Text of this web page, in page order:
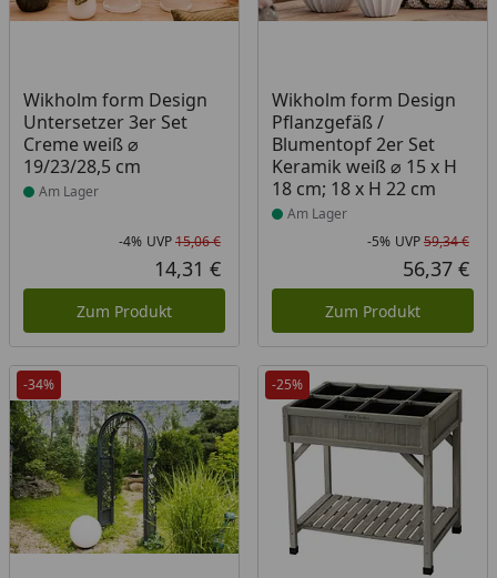
Wikholm form Design
Untersetzer 3er Set
Creme weiß ⌀
19/23/28,5 cm
Produkt am Lager
Am Lager
Rabatt in Prozent
-4%
Ursprünglicher Preis
UVP15,06 €
Aktueller Preis
14,31 €
Zum Produkt
Wikholm form Design
Pflanzgefäß /
Blumentopf 2er Set
Keramik weiß ⌀ 15 x H
18 cm; 18 x H 22 cm
Produkt am Lager
Am Lager
-5% UVP59,34 €
56,37 €
Zum Produkt
-34% -25%